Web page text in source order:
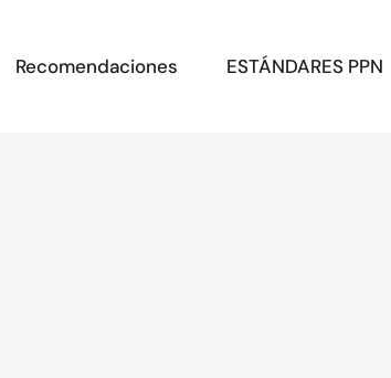
Recomendaciones ESTÁNDARES PPN